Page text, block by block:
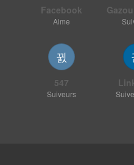
Facebook
Aime
547
Suiveurs